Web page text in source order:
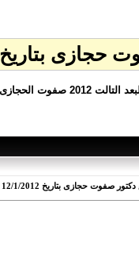
بتاريخ 12/1/2012
صفوت حجازى بتاريخ 12/1/2012